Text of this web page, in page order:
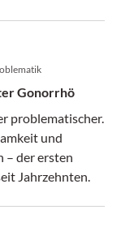
Gonorrhö
problematischer.
und
– der ersten
Jahrzehnten.